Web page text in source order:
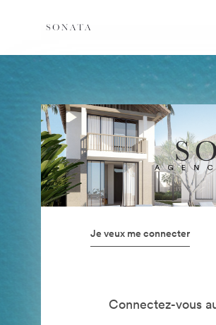
Je veux me connecter
Connectez-vous